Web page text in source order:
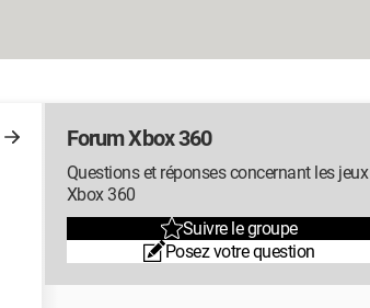
Forum Xbox 360
Questions et réponses concernant les jeux
Xbox 360
Suivre le groupe
Posez votre question